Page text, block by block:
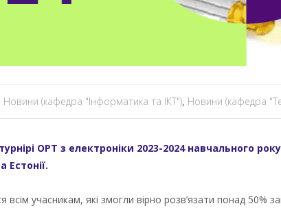
Новини (кафедра "Інформатика та ІКТ"), Новини (кафедра
ОРТ з електроніки 2023-2024 навчального
Естонії.
всім учасникам, які змогли вірно розв’язати понад 50%